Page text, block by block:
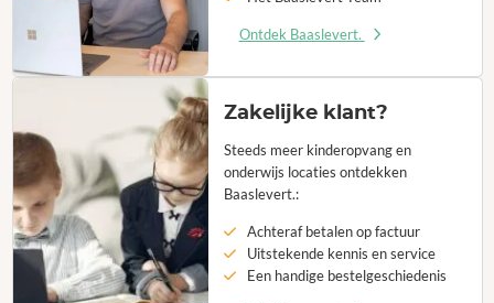
Ontdek Baaslevert.
Zakelijke klant?
Steeds meer kinderopvang en
onderwijs locaties ontdekken
Baaslevert.:
Achteraf betalen op factuur
Uitstekende kennis en service
Een handige bestelgeschiedenis